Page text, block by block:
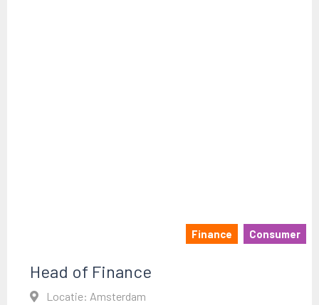
Finance Consumer
Head of Finance
Locatie: Amsterdam